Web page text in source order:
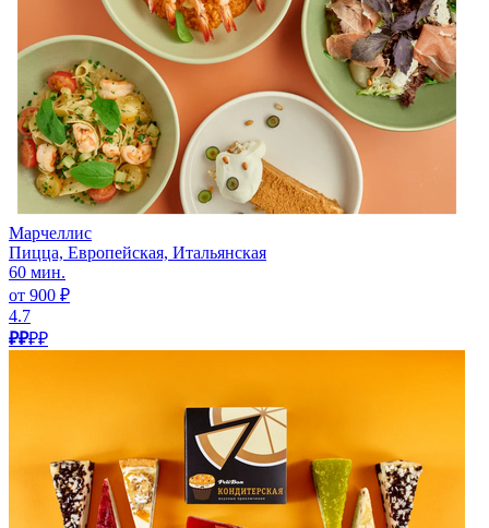
Марчеллис
Пицца, Европейская, Итальянская
60 мин.
от 900 ₽
4.7
₽₽₽₽